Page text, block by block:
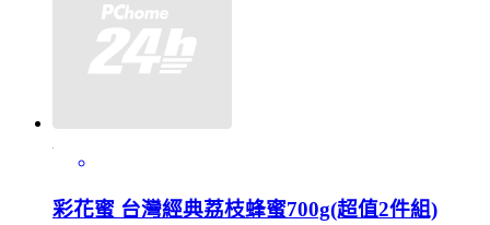
彩花蜜 台灣經典荔枝蜂蜜700g(超值2件組)